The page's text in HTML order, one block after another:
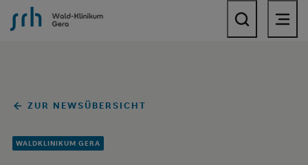
SRH Wald-Klinikum Gera
ZUR NEWSÜBERSICHT
WALDKLINIKUM GERA